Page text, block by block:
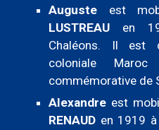
Auguste est
LUSTREAU en
Chaléons. Il est
coloniale
commémorative de
Alexandre est mo
RENAUD en 1919